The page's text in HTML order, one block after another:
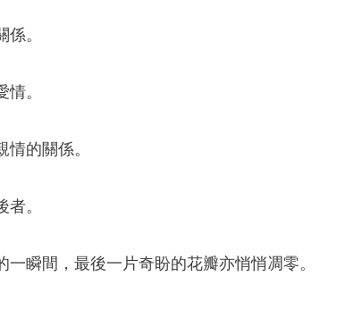
。
。
的關係。
。
瞬間，最後一片奇盼的花瓣亦悄悄凋零。